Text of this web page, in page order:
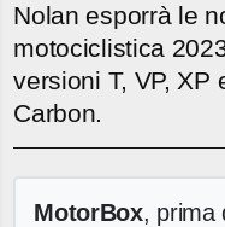
Nolan esporrà le
motociclistica
versioni T, VP, XP
Carbon.
MotorBox, prima